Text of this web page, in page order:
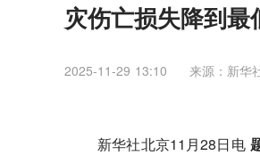
灾伤亡损失降到最
2025-11-29 13:10 来源：​新华
新华社北京11月28日电